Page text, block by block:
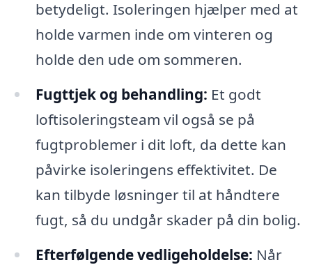
betydeligt. Isoleringen hjælper med at
holde varmen inde om vinteren og
holde den ude om sommeren.
Fugttjek og behandling: Et godt
loftisoleringsteam vil også se på
fugtproblemer i dit loft, da dette kan
påvirke isoleringens effektivitet. De
kan tilbyde løsninger til at håndtere
fugt, så du undgår skader på din bolig.
Efterfølgende vedligeholdelse: Når